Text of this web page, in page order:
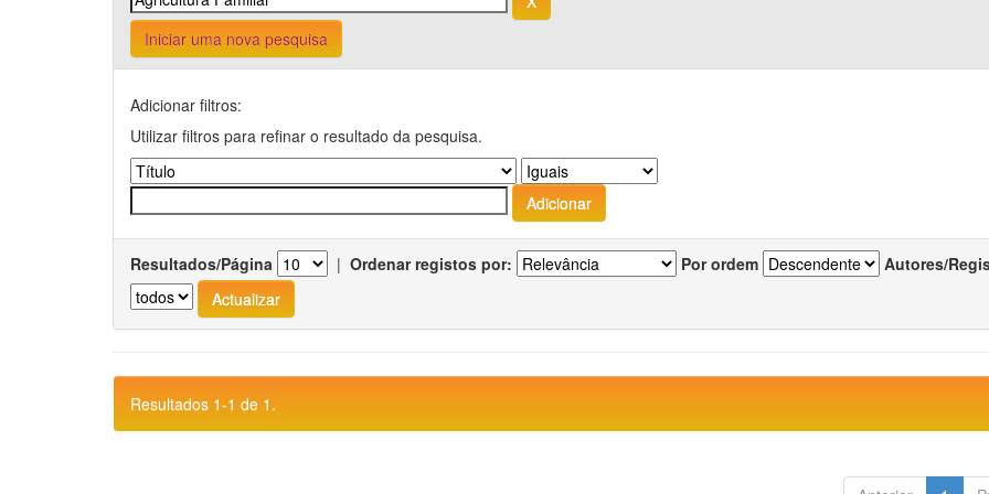
Iniciar uma nova pesquisa
Adicionar filtros:
Utilizar filtros para refinar o resultado da pesquisa.
Resultados/Página | Ordenar registos por: Por ordem Autores/
Resultados 1-1 de 1.